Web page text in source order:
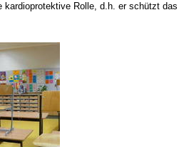
Rolle, d.h. er schützt das